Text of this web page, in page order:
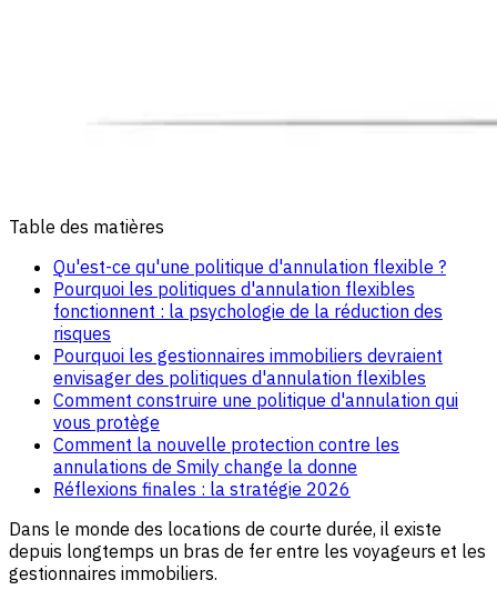
Table des matières
Qu'est-ce qu'une politique d'annulation flexible ?
Pourquoi les politiques d'annulation flexibles
fonctionnent : la psychologie de la réduction des
risques
Pourquoi les gestionnaires immobiliers devraient
envisager des politiques d'annulation flexibles
Comment construire une politique d'annulation qui
vous protège
Comment la nouvelle protection contre les
annulations de Smily change la donne
Réflexions finales : la stratégie 2026
Dans le monde des locations de courte durée, il existe
depuis longtemps un bras de fer entre les voyageurs et les
gestionnaires immobiliers.